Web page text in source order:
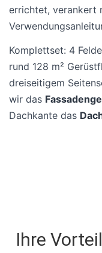
errichtet, verankert
Komplettset: 4
rund 128 m²
dreiseitigem
wir das
Dachkante das
Ihre